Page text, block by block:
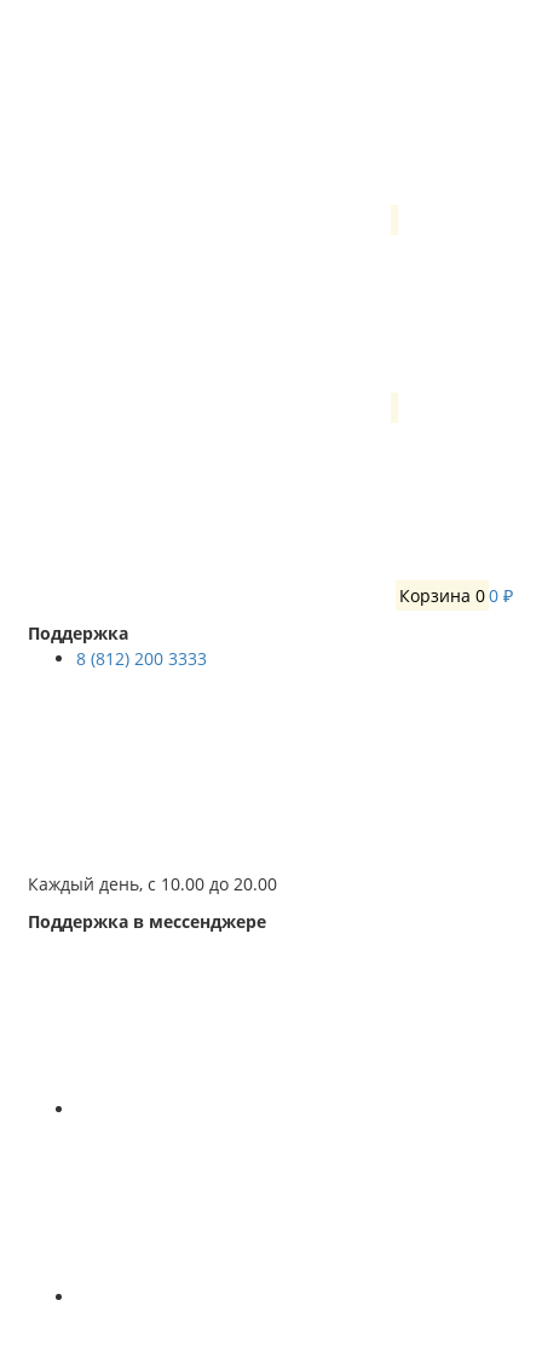
Корзина 00 ₽
Поддержка
8 (812) 200 3333
Каждый день, с 10.00 до 20.00
Поддержка в мессенджере